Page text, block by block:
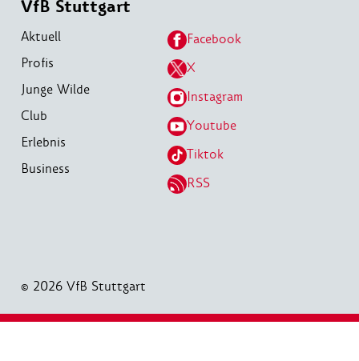
VfB Stuttgart
Aktuell
Profis
Junge Wilde
Club
Erlebnis
Business
Facebook
X
Instagram
Youtube
Tiktok
RSS
© 2026 VfB Stuttgart